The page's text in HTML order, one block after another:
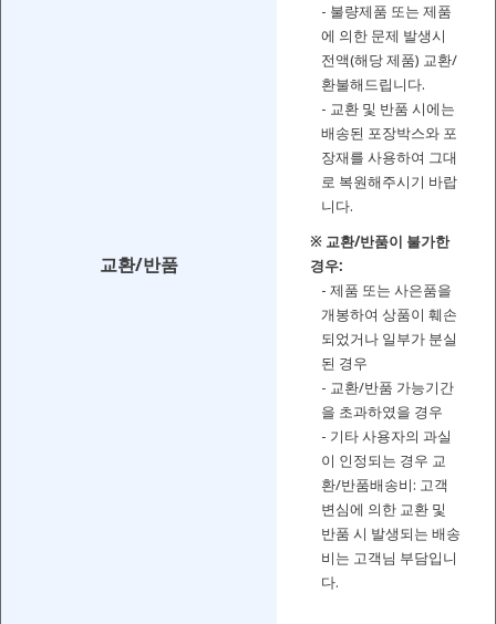
교환/반품
- 불량제품 또는 제품
에 의한 문제 발생시
전액(해당 제품) 교환/
환불해드립니다.
- 교환 및 반품 시에는
배송된 포장박스와 포
장재를 사용하여 그대
로 복원해주시기 바랍
니다.
※ 교환/반품이 불가한
경우:
- 제품 또는 사은품을
개봉하여 상품이 훼손
되었거나 일부가 분실
된 경우
- 교환/반품 가능기간
을 초과하였을 경우
- 기타 사용자의 과실
이 인정되는 경우 교
환/반품배송비: 고객
변심에 의한 교환 및
반품 시 발생되는 배송
비는 고객님 부담입니
다.